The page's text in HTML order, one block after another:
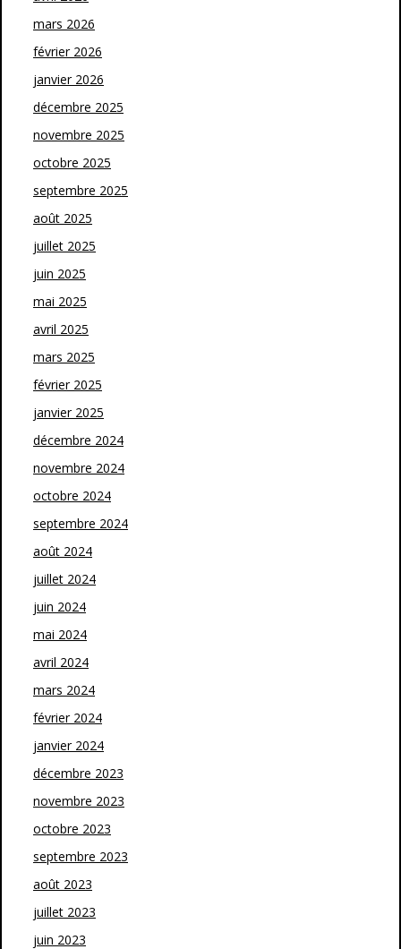
mars 2026
février 2026
janvier 2026
décembre 2025
novembre 2025
octobre 2025
septembre 2025
août 2025
juillet 2025
juin 2025
mai 2025
avril 2025
mars 2025
février 2025
janvier 2025
décembre 2024
novembre 2024
octobre 2024
septembre 2024
août 2024
juillet 2024
juin 2024
mai 2024
avril 2024
mars 2024
février 2024
janvier 2024
décembre 2023
novembre 2023
octobre 2023
septembre 2023
août 2023
juillet 2023
juin 2023